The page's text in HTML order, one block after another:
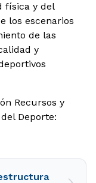
física y del
los escenarios
de las
y
Recursos y
Deporte: